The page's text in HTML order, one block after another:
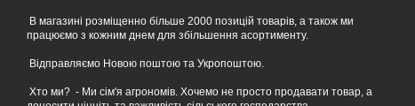
В магазині розміщенно більше 2000 позицій товарів, а також ми
працюємо з кожним днем для збільшення асортименту.
Відправляємо Новою поштою та Укропоштою.
Хто ми? - Ми сім'я агрономів. Хочемо не просто продавати товар, а